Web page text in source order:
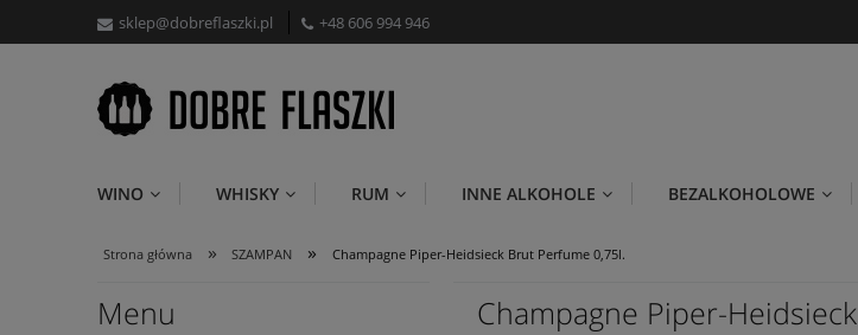
sklep@dobreflaszki.pl +48 606 994 946
WINO WHISKY RUM INNE ALKOHOLE BEZALKOHOLOWE
Strona główna » SZAMPAN » Champagne Piper-Heidsieck Brut Perfume 0,75l.
Menu Champagne Piper-